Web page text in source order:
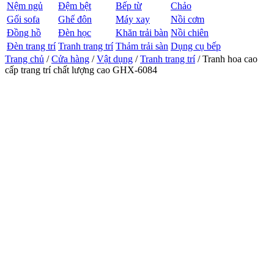
Nệm ngủ Đệm bệt Bếp từ
Chảo
Gối sofa
Ghế đôn Máy xay
Nồi cơm
Đồng hồ
Đèn học Khăn trải bàn Nồi chiên
Đèn trang trí Tranh trang trí Thảm trải sàn Dụng cụ bếp
Trang chủ /Cửa hàng /Vật dụng /Tranh trang trí/ Tranh hoa cao
cấp trang trí chất lượng cao GHX-6084